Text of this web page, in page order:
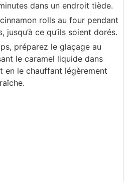
dans un endroit tiède.
rolls au four pendant
jusqu’à ce qu’ils soient dorés.
préparez le glaçage au
le caramel liquide dans
en le chauffant légèrement